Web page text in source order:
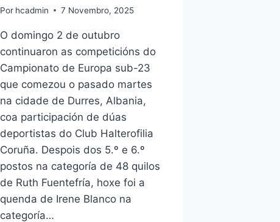
Por hcadmin 7 Novembro, 2025
O domingo 2 de outubro
continuaron as competicións do
Campionato de Europa sub-23
que comezou o pasado martes
na cidade de Durres, Albania,
coa participación de dúas
deportistas do Club Halterofilia
Coruña. Despois dos 5.º e 6.º
postos na categoría de 48 quilos
de Ruth Fuentefría, hoxe foi a
quenda de Irene Blanco na
categoría…